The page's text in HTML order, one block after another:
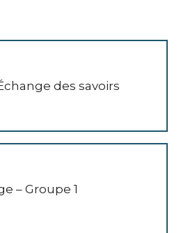
des savoirs
– Groupe 1